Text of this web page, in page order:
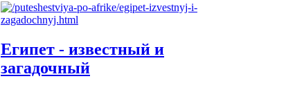
Египет - известный и
загадочный